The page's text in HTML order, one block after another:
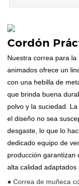
Cordón
Nuestra correa para
animados ofrece un
con una hebilla de
que brinda buena
polvo y la suciedad.
el diseño no sea
desgaste, lo que lo
dedicado equipo de
producción garantizan
alta calidad adaptados
● Correa de muñeca